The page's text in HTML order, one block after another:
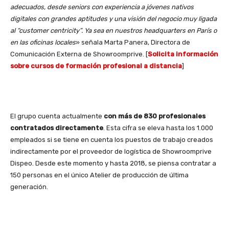
adecuados, desde seniors con experiencia a jóvenes nativos
digitales con grandes aptitudes y una visión del negocio muy ligada
al “customer centricity”. Ya sea en nuestros headquarters en París o
en las oficinas locales» señala Marta Panera, Directora de
Comunicación Externa de Showroomprive. [Solicita información
sobre cursos de formación profesional a distancia]
El grupo cuenta actualmente con más de 830 profesionales
contratados directamente. Esta cifra se eleva hasta los 1.000
empleados si se tiene en cuenta los puestos de trabajo creados
indirectamente por el proveedor de logística de Showroomprive
Dispeo. Desde este momento y hasta 2018, se piensa contratar a
150 personas en el único Atelier de producción de última
generación.